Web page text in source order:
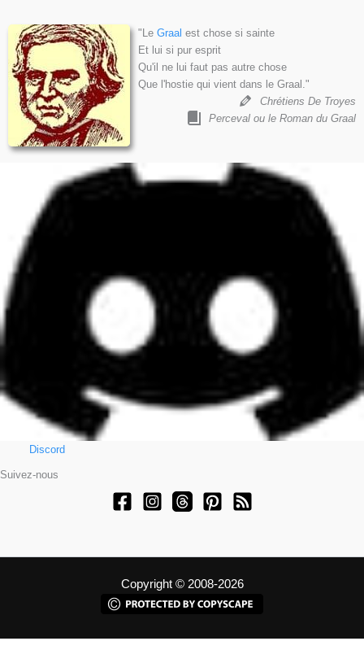
"Le Graal est chose si sainte
Et lui si pur esprit
Qu'il ne lui faut pas autre chose
Que l'hostie qui vient dans le Graal."
Chrétiens De Troyes
Perceval ou le Roman du Graal
Discord
Suivez-nous
Copyright © 2008-2026